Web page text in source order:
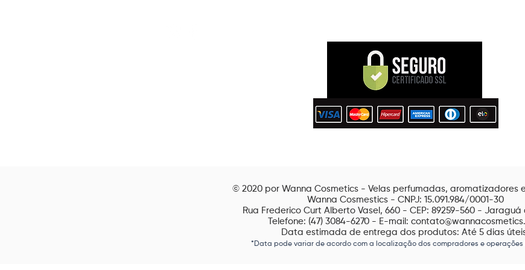
© 2020 por Wanna Cosmetics - Velas perfumadas, aromatizadores
Wanna Cosmestics - CNPJ: 15.091.984/0001-30
Rua Frederico Curt Alberto Vasel, 660 - CEP: 89259-560 - Jaraguá
Telefone: (47) 3084-6270 - E-mail:
Data estimada de entrega dos produtos: Até 5 dias
*Data pode variar de acordo com a localização dos compradores e operações